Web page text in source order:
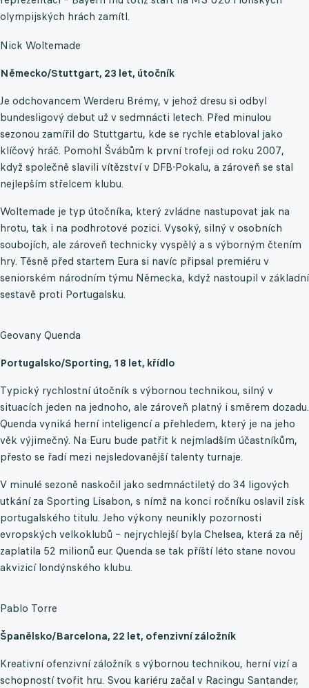
olympijských hrách zamítl.
Nick Woltemade
Německo/Stuttgart, 23 let, útočník
Je odchovancem Werderu Brémy, v jehož dresu si odbyl
bundesligový debut už v sedmnácti letech. Před minulou
sezonou zamířil do Stuttgartu, kde se rychle etabloval jako
klíčový hráč. Pomohl Švábům k první trofeji od roku 2007,
když společně slavili vítězství v DFB-Pokalu, a zároveň se stal
nejlepším střelcem klubu.
Woltemade je typ útočníka, který zvládne nastupovat jak na
hrotu, tak i na podhrotové pozici. Vysoký, silný v osobních
soubojích, ale zároveň technicky vyspělý a s výborným čtením
hry. Těsně před startem Eura si navíc připsal premiéru v
seniorském národním týmu Německa, když nastoupil v základní
sestavě proti Portugalsku.
Geovany Quenda
Portugalsko/Sporting, 18 let, křídlo
Typický rychlostní útočník s výbornou technikou, silný v
situacích jeden na jednoho, ale zároveň platný i směrem dozadu.
Quenda vyniká herní inteligencí a přehledem, který je na jeho
věk výjimečný. Na Euru bude patřit k nejmladším účastníkům,
přesto se řadí mezi nejsledovanější talenty turnaje.
V minulé sezoně naskočil jako sedmnáctiletý do 34 ligových
utkání za Sporting Lisabon, s nímž na konci ročníku oslavil zisk
portugalského titulu. Jeho výkony neunikly pozornosti
evropských velkoklubů – nejrychlejší byla Chelsea, která za něj
zaplatila 52 milionů eur. Quenda se tak příští léto stane novou
akvizicí londýnského klubu.
Pablo Torre
Španělsko/Barcelona, 22 let, ofenzivní záložník
Kreativní ofenzivní záložník s výbornou technikou, herní vizí a
schopností tvořit hru. Svou kariéru začal v Racingu Santander,